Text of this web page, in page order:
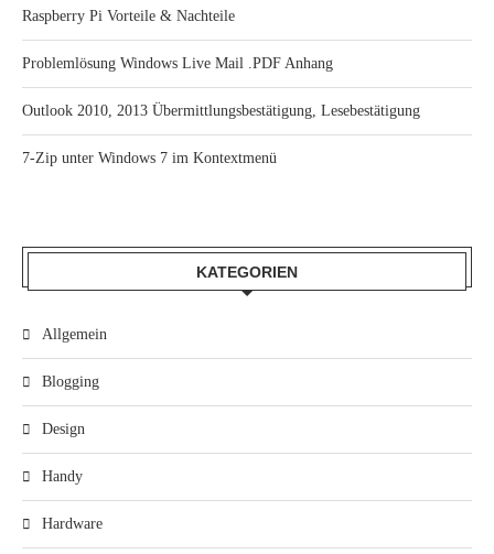
Raspberry Pi Vorteile & Nachteile
Problemlösung Windows Live Mail .PDF Anhang
Outlook 2010, 2013 Übermittlungsbestätigung, Lesebestätigung
7-Zip unter Windows 7 im Kontextmenü
KATEGORIEN
Allgemein
Blogging
Design
Handy
Hardware